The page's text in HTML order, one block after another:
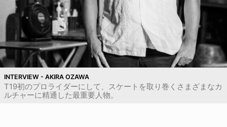
INTERVIEW - AKIRA OZAWA
T19初のプロライダーにして、スケートを取り巻くさまざまなカ
ルチャーに精通した最重要人物。